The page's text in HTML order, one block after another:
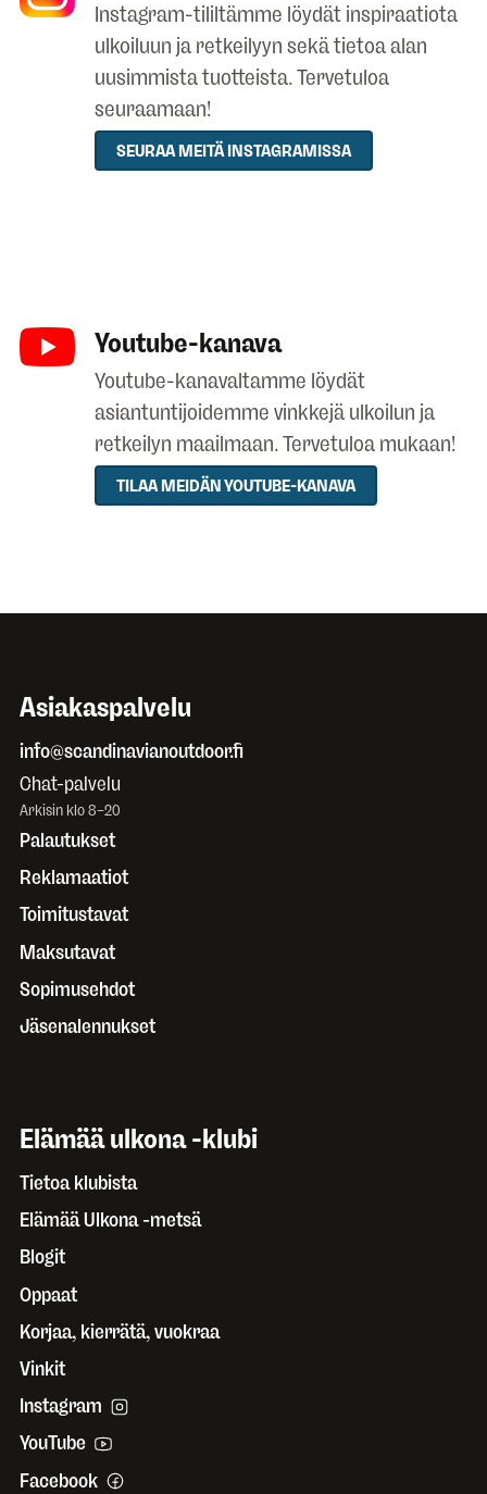
Instagram-tililtämme löydät inspiraatiota
ulkoiluun ja retkeilyyn sekä tietoa alan
uusimmista tuotteista. Tervetuloa
seuraamaan!
SEURAA MEITÄ INSTAGRAMISSA
Youtube-kanava
Youtube-kanavaltamme löydät
asiantuntijoidemme vinkkejä ulkoilun ja
retkeilyn maailmaan. Tervetuloa mukaan!
TILAA MEIDÄN YOUTUBE-KANAVA
Asiakaspalvelu
info@scandinavianoutdoor.fi
Chat-palvelu
Arkisin klo 8–20
Palautukset
Reklamaatiot
Toimitustavat
Maksutavat
Sopimusehdot
Jäsenalennukset
Elämää ulkona -klubi
Tietoa klubista
Elämää Ulkona -metsä
Blogit
Oppaat
Korjaa, kierrätä, vuokraa
Vinkit
Instagram
YouTube
Facebook